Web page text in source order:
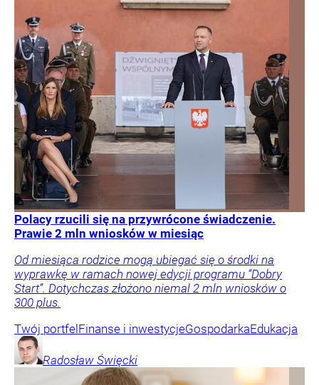
Polacy rzucili się na przywrócone świadczenie.
Prawie 2 mln wniosków w miesiąc
Od miesiąca rodzice mogą ubiegać się o środki na
wyprawkę w ramach nowej edycji programu “Dobry
Start”. Dotychczas złożono niemal 2 mln wniosków o
300 plus.
Twój portfel Finanse i inwestycjeGospodarkaEdukacja
Radosław Święcki